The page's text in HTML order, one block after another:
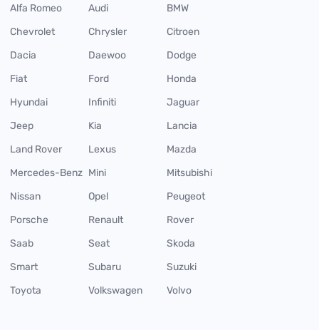
Alfa Romeo Audi
BMW
Chevrolet
Chrysler
Citroen
Dacia
Daewoo
Dodge
Fiat
Ford
Honda
Hyundai
Infiniti
Jaguar
Jeep
Kia
Lancia
Land Rover
Lexus
Mazda
Mercedes-Benz Mini
Mitsubishi
Nissan
Opel
Peugeot
Porsche
Renault
Rover
Saab
Seat
Skoda
Smart
Subaru
Suzuki
Toyota
Volkswagen Volvo